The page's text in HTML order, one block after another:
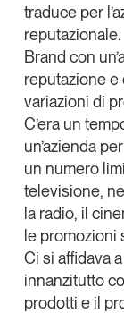
Tendenze
La nostra
Iscriviti
traduce per
reputazionale.
Brand con
reputazione
variazioni di
C’era un
un’azienda
un numero
televisione,
la radio, il
le promozioni
Ci si affidava
innanzitutto
prodotti e il